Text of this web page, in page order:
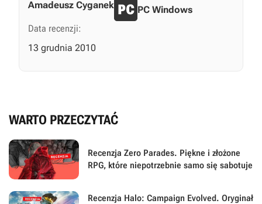
Amadeusz Cyganek
PC Windows
Data recenzji:
13 grudnia 2010
WARTO PRZECZYTAĆ
Recenzja Zero Parades. Piękne i złożone
RPG, które niepotrzebnie samo się sabotuje
Recenzja Halo: Campaign Evolved. Oryginał